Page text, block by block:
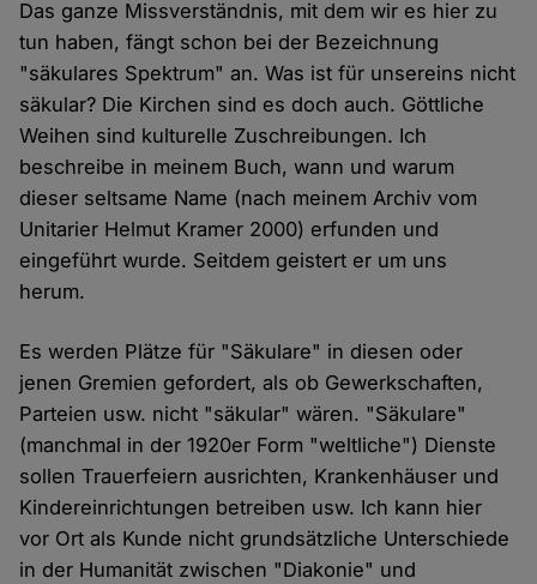
Das ganze Missverständnis, mit dem wir es hier zu
tun haben, fängt schon bei der Bezeichnung
"säkulares Spektrum" an. Was ist für unsereins nicht
säkular? Die Kirchen sind es doch auch. Göttliche
Weihen sind kulturelle Zuschreibungen. Ich
beschreibe in meinem Buch, wann und warum
dieser seltsame Name (nach meinem Archiv vom
Unitarier Helmut Kramer 2000) erfunden und
eingeführt wurde. Seitdem geistert er um uns
herum.
Es werden Plätze für "Säkulare" in diesen oder
jenen Gremien gefordert, als ob Gewerkschaften,
Parteien usw. nicht "säkular" wären. "Säkulare"
(manchmal in der 1920er Form "weltliche") Dienste
sollen Trauerfeiern ausrichten, Krankenhäuser und
Kindereinrichtungen betreiben usw. Ich kann hier
vor Ort als Kunde nicht grundsätzliche Unterschiede
in der Humanität zwischen "Diakonie" und